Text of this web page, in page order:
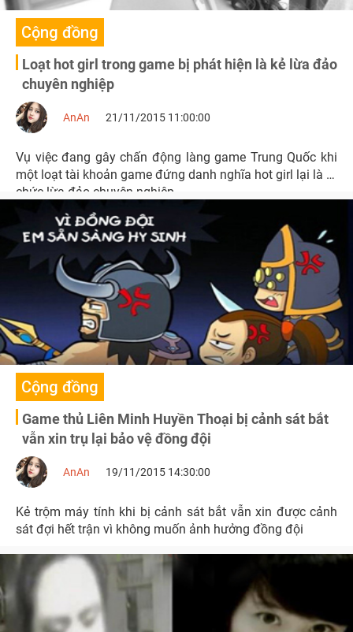
Cộng đồng
Loạt hot girl trong game bị phát hiện là kẻ lừa đảo
chuyên nghiệp
AnAn 21/11/2015 11:00:00
Vụ việc đang gây chấn động làng game Trung Quốc khi
một loạt tài khoản game đứng danh nghĩa hot girl lại là tổ
chức lừa đảo chuyên nghiệp
Cộng đồng
Game thủ Liên Minh Huyền Thoại bị cảnh sát bắt
vẫn xin trụ lại bảo vệ đồng đội
AnAn 19/11/2015 14:30:00
Kẻ trộm máy tính khi bị cảnh sát bắt vẫn xin được cảnh
sát đợi hết trận vì không muốn ảnh hưởng đồng đội